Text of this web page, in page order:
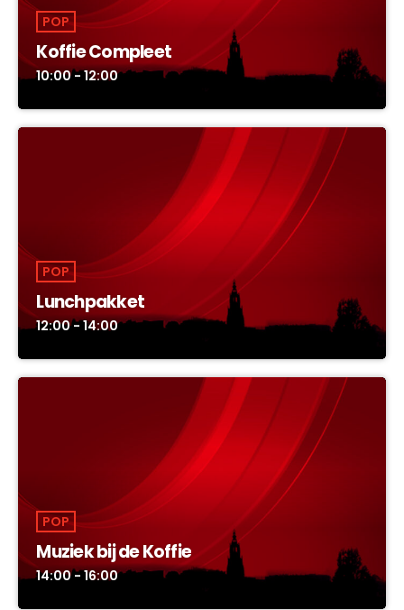
POP
Koffie Compleet
10:00 - 12:00
POP
Lunchpakket
12:00 - 14:00
POP
Muziek bij de Koffie
14:00 - 16:00